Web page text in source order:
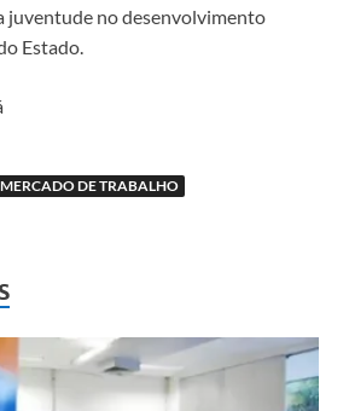
juventude no desenvolvimento
Estado.
DE TRABALHO